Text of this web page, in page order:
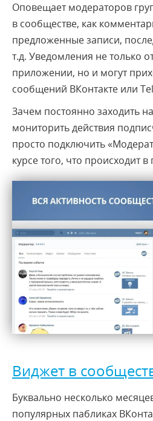
Оповещает модераторов
в сообществе, как
предложенные записи,
т.д. Уведомления не только
приложении, но и могут
сообщений ВКонтакте или
Зачем постоянно заходить
мониторить действия
просто подключить
курсе того, что происходит в
Виджет в
Буквально несколько
популярных пабликах